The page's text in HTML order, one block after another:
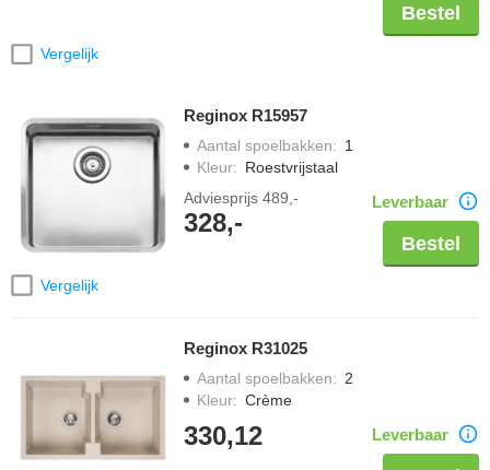
Vergelijk
Bestel
Vergelijk
Reginox R15957
Aantal spoelbakken: 1
Kleur: Roestvrijstaal
Adviesprijs 489,-
328,-
Leverbaar
Bestel
Reginox R31025
Aantal spoelbakken: 2
Kleur: Crème
330,12 Leverbaar